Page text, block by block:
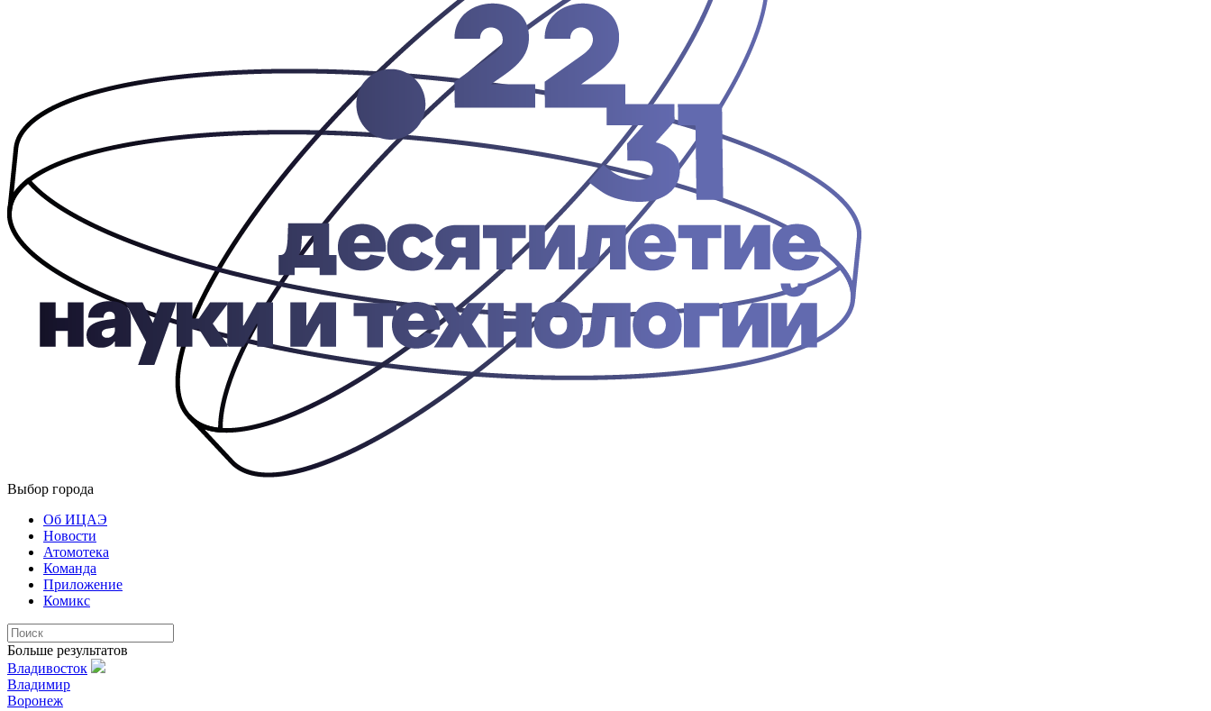
Выбор города
Об ИЦАЭ
Новости
Атомотека
Команда
Приложение
Комикс
Больше результатов
Владивосток
Владимир
Воронеж